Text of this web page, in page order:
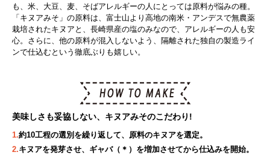
も、米、大豆、麦、そばアレルギーの人にとっては原料が悩みの種。
「キヌアみそ」の原料は、富士山より高地の南米・アンデスで無農薬
栽培されたキヌアと、長崎県産の塩のみなので、アレルギーの人も安
心。さらに、他の原料が混入しないよう、隔離された独自の製造ライ
ンで仕込むという徹底ぶりも嬉しい。
美味しさも妥協しない、キヌアみそのこだわり!
1.約10工程の選別を繰り返して、原料のキヌアを選定。
2.キヌアを発芽させ、ギャバ（＊）を増加させてから仕込みを開始。